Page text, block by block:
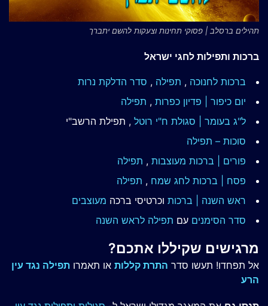
תהילים ברסלב | פסוקי תחינות וצעקות להשם יתברך
ברכות ותפילות לחגי ישראל
ברכות לחנוכה , תפילה , סדר הדלקת נרות
יום כיפור | פדיון כפרות , תפילה
ל"ג בעומר | סגולת ח"י רוטל , תפילת הרשב"י
סוכות – תפילה
פורים | ברכות מעוצבות , תפילה
פסח | ברכות לחג שמח , תפילה
ראש השנה | ברכות וכרטיסי ברכה מעוצבים
סדר הסימנים עם תפילה לראש השנה
מרגישים שקיללו אתכם?
אל תפחדו! תעשו סדר התרת קללות או תאמרו תפילה נגד עין
הרע